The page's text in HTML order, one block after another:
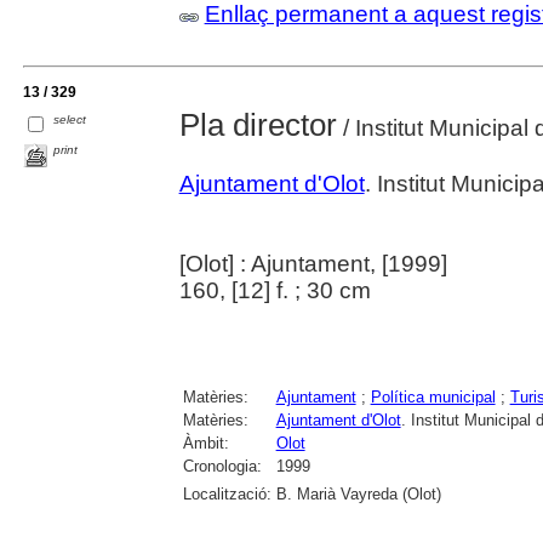
Enllaç permanent a aquest
13 / 329
select
print
Pla director/ Institut Municipal
Ajuntament d'Olot. Institut
[Olot] : Ajuntament, [1999]
160, [12] f. ; 30 cm
Matèries: Ajuntament; Política municipal ;
Matèries:
Ajuntament d'Olot. Institut Municipal
Àmbit:
Olot
Cronologia:
1999
Localització: B. Marià Vayreda (Olot)